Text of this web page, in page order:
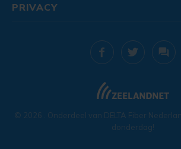
© 2026 . Onderdeel van DELTA Fiber
donderdag!
PRIVACY